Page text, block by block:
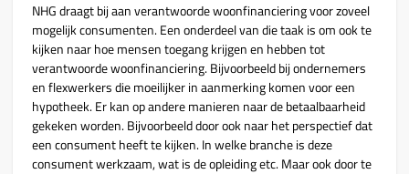
NHG draagt bij aan verantwoorde woonfinanciering voor zoveel
mogelijk consumenten. Een onderdeel van die taak is om ook te
kijken naar hoe mensen toegang krijgen en hebben tot
verantwoorde woonfinanciering. Bijvoorbeeld bij ondernemers
en flexwerkers die moeilijker in aanmerking komen voor een
hypotheek. Er kan op andere manieren naar de betaalbaarheid
gekeken worden. Bijvoorbeeld door ook naar het perspectief dat
een consument heeft te kijken. In welke branche is deze
consument werkzaam, wat is de opleiding etc. Maar ook door te